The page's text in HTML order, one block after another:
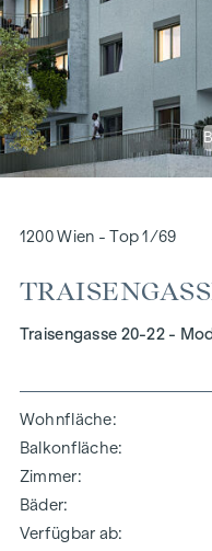
1200 Wien - Top 1/69
Traisengasse 20-22 -
Wohnfläche
Balkonfläche
Zimmer
Bäder
Verfügbar ab